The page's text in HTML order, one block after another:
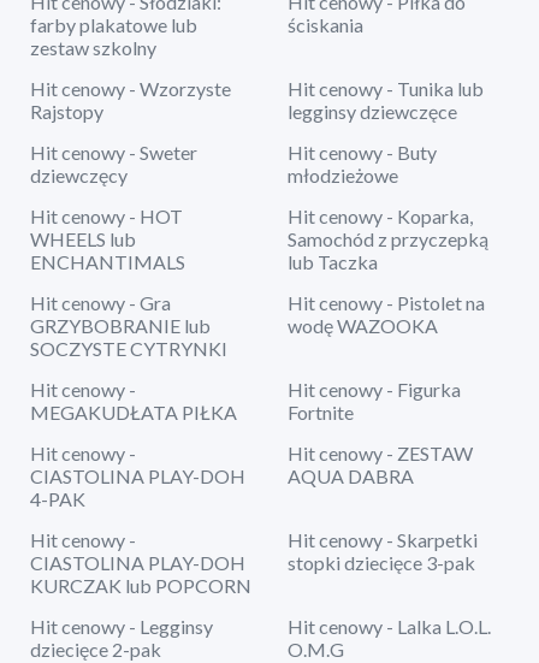
farby plakatowe lub
zestaw szkolny
ściskania
Hit cenowy - Wzorzyste
Rajstopy
Hit cenowy - Tunika lub
legginsy dziewczęce
Hit cenowy - Sweter
dziewczęcy
Hit cenowy - Buty
młodzieżowe
Hit cenowy - HOT
WHEELS lub
ENCHANTIMALS
Hit cenowy - Koparka,
Samochód z przyczepką
lub Taczka
Hit cenowy - Gra
GRZYBOBRANIE lub
SOCZYSTE CYTRYNKI
Hit cenowy - Pistolet na
wodę WAZOOKA
Hit cenowy -
MEGAKUDŁATA PIŁKA
Hit cenowy - Figurka
Fortnite
Hit cenowy -
CIASTOLINA PLAY-DOH
4-PAK
Hit cenowy - ZESTAW
AQUA DABRA
Hit cenowy -
CIASTOLINA PLAY-DOH
KURCZAK lub POPCORN
Hit cenowy - Skarpetki
stopki dziecięce 3-pak
Hit cenowy - Legginsy
dziecięce 2-pak
Hit cenowy - Lalka L.O.L.
O.M.G